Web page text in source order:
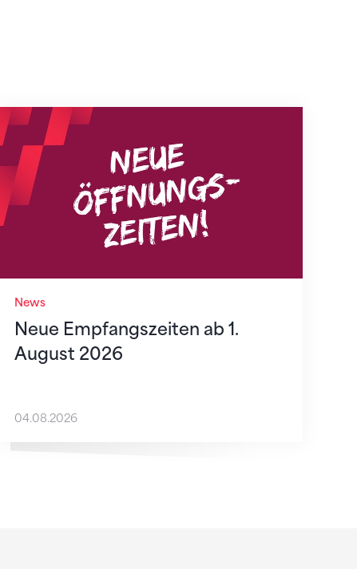
News
Neue Empfangszeiten ab 1.
August 2026
Neue Empfangszeiten ab 1. August 2026
04.08.2026